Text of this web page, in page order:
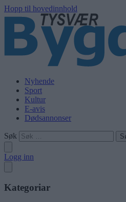
Hopp til hovedinnhold
Nyhende
Sport
Kultur
E-avis
Dødsannonser
Søk
Logg inn
Kategoriar